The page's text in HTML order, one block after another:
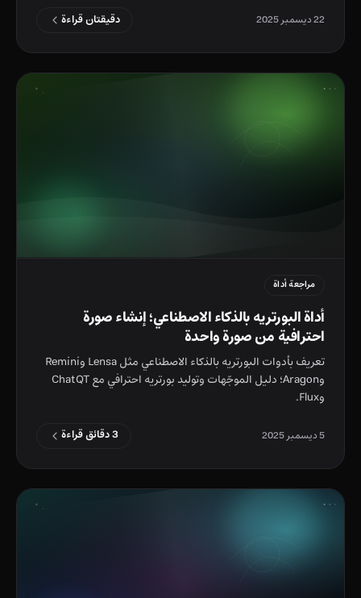
22 ديسمبر 2025 دقيقتان قراءة
مراجعة أداة
أداة البورتريه بالذكاء الاصطناعي؛ إنشاء صورة
احترافية من صورة واحدة
تعريف بأدوات البورتريه بالذكاء الاصطناعي مثل Lensa وRemini
وAragon؛ دليل الموجّهات وتوليد بورتريه احترافي مع ChatQT
وFlux.
5 ديسمبر 2025 3 دقائق قراءة